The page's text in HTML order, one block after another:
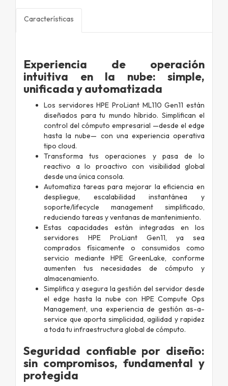
Características
Experiencia de operación
intuitiva en la nube: simple,
unificada y automatizada
Los servidores HPE ProLiant ML110 Gen11 están
diseñados para tu mundo híbrido. Simplifican el
control del cómputo empresarial —desde el edge
hasta la nube— con una experiencia operativa
tipo cloud.
Transforma tus operaciones y pasa de lo
reactivo a lo proactivo con visibilidad global
desde una única consola.
Automatiza tareas para mejorar la eficiencia en
despliegue, escalabilidad instantánea y
soporte/lifecycle management simplificado,
reduciendo tareas y ventanas de mantenimiento.
Estas capacidades están integradas en los
servidores HPE ProLiant Gen11, ya sea
comprados físicamente o consumidos como
servicio mediante HPE GreenLake, conforme
aumenten tus necesidades de cómputo y
almacenamiento.
Simplifica y asegura la gestión del servidor desde
el edge hasta la nube con HPE Compute Ops
Management, una experiencia de gestión as-a-
service que aporta simplicidad, agilidad y rapidez
a toda tu infraestructura global de cómputo.
Seguridad confiable por diseño:
sin compromisos, fundamental y
protegida